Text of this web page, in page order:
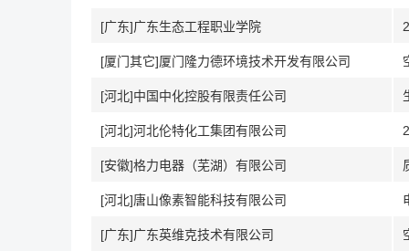
[广东]广东生态工程职业学院
[厦门其它]厦门隆力德环境技术开发有限公司
[河北]中国中化控股有限责任公司
[河北]河北伦特化工集团有限公司
[安徽]格力电器（芜湖）有限公司
[河北]唐山像素智能科技有限公司
[广东]广东英维克技术有限公司